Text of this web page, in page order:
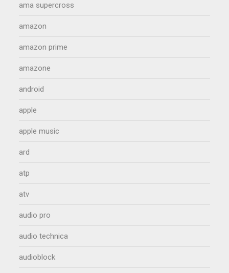
ama supercross
amazon
amazon prime
amazone
android
apple
apple music
ard
atp
atv
audio pro
audio technica
audioblock